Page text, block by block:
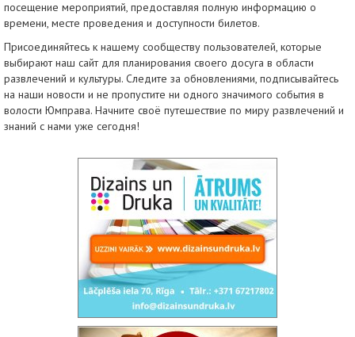
посещение мероприятий, предоставляя полную информацию о
времени, месте проведения и доступности билетов.
Присоединяйтесь к нашему сообществу пользователей, которые
выбирают наш сайт для планирования своего досуга в области
развлечений и культуры. Следите за обновлениями, подписывайтесь
на наши новости и не пропустите ни одного значимого события в
волости Юмправа. Начните своё путешествие по миру развлечений и
знаний с нами уже сегодня!